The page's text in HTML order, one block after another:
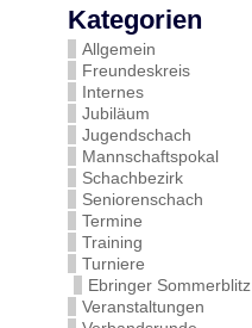
Kategorien
Allgemein
Freundeskreis
Internes
Jubiläum
Jugendschach
Mannschaftspokal
Schachbezirk
Seniorenschach
Termine
Training
Turniere
Ebringer Sommerblitz
Veranstaltungen